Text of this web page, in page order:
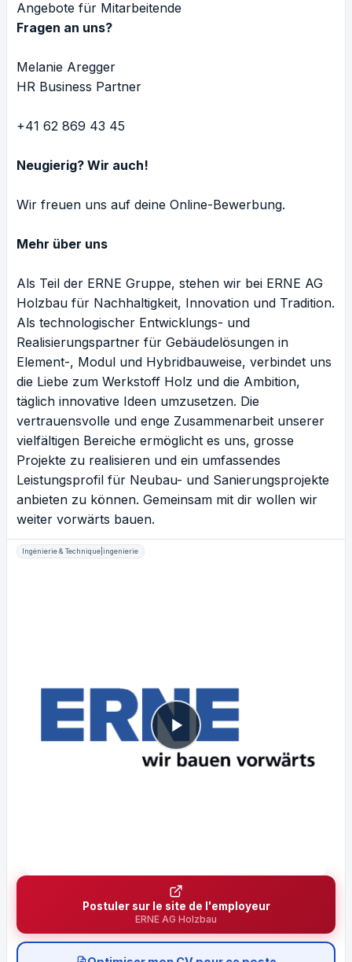
Angebote für Mitarbeitende
Fragen an uns?
Melanie Aregger
HR Business Partner
+41 62 869 43 45
Neugierig? Wir auch!
Wir freuen uns auf deine Online-Bewerbung.
Mehr über uns
Als Teil der ERNE Gruppe, stehen wir bei ERNE AG
Holzbau für Nachhaltigkeit, Innovation und Tradition.
Als technologischer Entwicklungs- und
Realisierungspartner für Gebäudelösungen in
Element-, Modul und Hybridbauweise, verbindet uns
die Liebe zum Werkstoff Holz und die Ambition,
täglich innovative Ideen umzusetzen. Die
vertrauensvolle und enge Zusammenarbeit unserer
vielfältigen Bereiche ermöglicht es uns, grosse
Projekte zu realisieren und ein umfassendes
Leistungsprofil für Neubau- und Sanierungsprojekte
anbieten zu können. Gemeinsam mit dir wollen wir
weiter vorwärts bauen.
Ingénierie & Technique|ingenierie
Postuler sur le site de l'employeur
ERNE AG Holzbau